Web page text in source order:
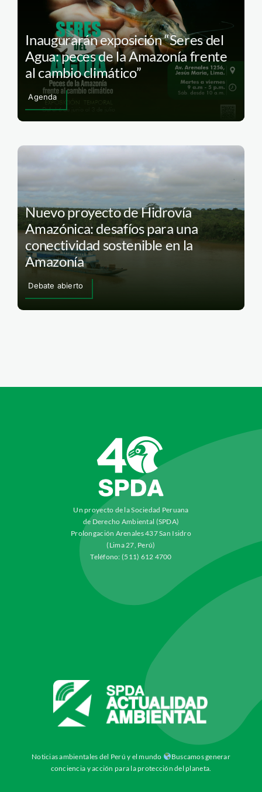
Inaugurarán exposición “Seres del
Agua: peces de la Amazonía frente
al cambio climático”
Agenda
Nuevo proyecto de Hidrovía
Amazónica: desafíos para una
conectividad sostenible en la
Amazonía
Debate abierto
Un proyecto de la Sociedad Peruana
de Derecho Ambiental (SPDA)
Prolongación Arenales 437 San Isidro
(Lima 27, Perú)
Teléfono: (511) 612 4700
Noticias ambientales del Perú y el mundo
Buscamos generar
conciencia y acción para la protección del planeta.